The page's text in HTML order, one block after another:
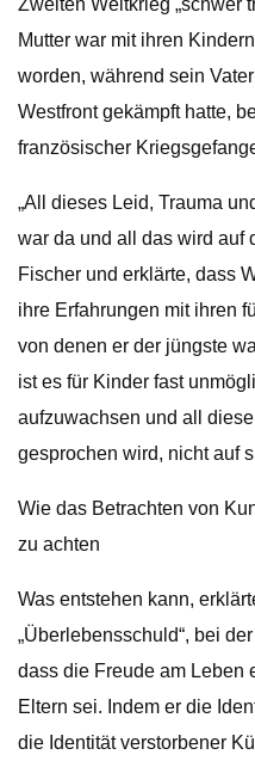
Zweiten Weltkrieg „schwer
Mutter war mit ihren
worden, während sein
Westfront gekämpft hatte,
französischer
„All dieses Leid, Trauma
war da und all das wird auf
Fischer und erklärte, dass
ihre Erfahrungen mit ihren
von denen er der jüngste
ist es für Kinder fast
aufzuwachsen und all
gesprochen wird, nicht auf
Wie das Betrachten von
zu achten
Was entstehen kann,
„Überlebensschuld“, bei
dass die Freude am Leben
Eltern sei. Indem er die
die Identität verstorbener